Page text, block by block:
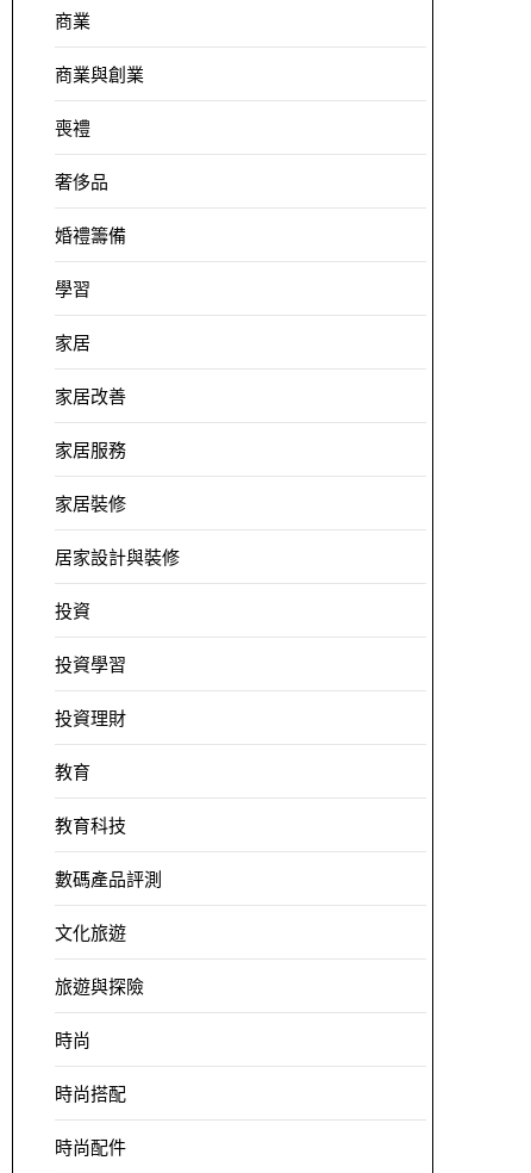
商業
商業與創業
喪禮
奢侈品
婚禮籌備
學習
家居
家居改善
家居服務
家居裝修
居家設計與裝修
投資
投資學習
投資理財
教育
教育科技
數碼產品評測
文化旅遊
旅遊與探險
時尚
時尚搭配
時尚配件